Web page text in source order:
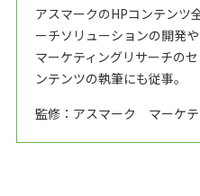
アスマークのHPコンテンツ
ーチソリューションの開発
マーケティングリサーチの
ンテンツの執筆にも従事。
監修：アスマーク マーケテ